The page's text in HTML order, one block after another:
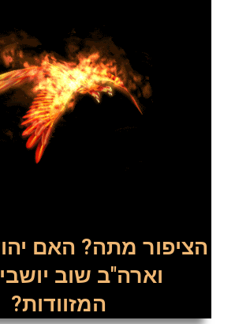
הציפור מתה? האם
וארה"ב שוב
המזוודות?